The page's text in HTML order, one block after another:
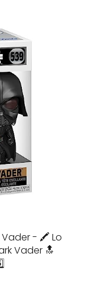
- 🖍️ Lo
Vader 🔝